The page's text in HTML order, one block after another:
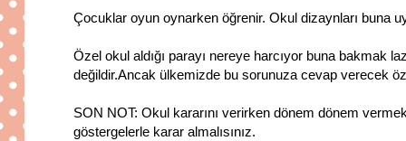
Çocuklar oyun oynarken öğrenir. Okul dizaynları buna
Özel okul aldığı parayı nereye harcıyor buna bakmak
değildir.Ancak ülkemizde bu sorunuza cevap verecek
SON NOT: Okul kararını verirken dönem dönem
göstergelerle karar almalısınız.